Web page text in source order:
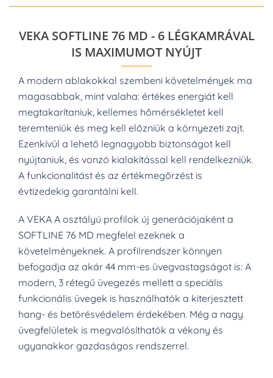
VEKA SOFTLINE 76 MD - 6 LÉGKAMRÁVAL
IS MAXIMUMOT NYÚJT
A modern ablakokkal szembeni követelmények ma
magasabbak, mint valaha: értékes energiát kell
megtakarítaniuk, kellemes hőmérsékletet kell
teremteniük és meg kell előzniük a környezeti zajt.
Ezenkívül a lehető legnagyobb biztonságot kell
nyújtaniuk, és vonzó kialakítással kell rendelkezniük.
A funkcionalitást és az értékmegőrzést is
évtizedekig garantálni kell.
A VEKA A osztályú profilok új generációjaként a
SOFTLINE 76 MD megfelel ezeknek a
követelményeknek. A profilrendszer könnyen
befogadja az akár 44 mm-es üvegvastagságot is: A
modern, 3 rétegű üvegezés mellett a speciális
funkcionális üvegek is használhatók a kiterjesztett
hang- és betörésvédelem érdekében. Még a nagy
üvegfelületek is megvalósíthatók a vékony és
ugyanakkor gazdaságos rendszerrel.